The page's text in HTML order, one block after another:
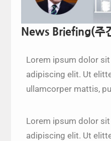
News Briefing(주
Lorem ipsum dolor
adipiscing elit. Ut
ullamcorper mattis,
Lorem ipsum dolor
adipiscing elit. Ut